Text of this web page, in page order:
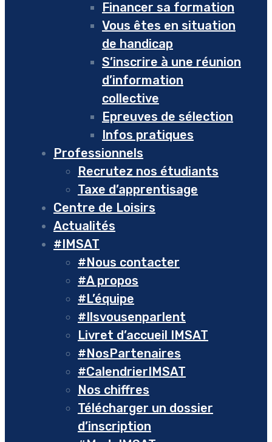
Financer sa formation
Vous êtes en situation
de handicap
S’inscrire à une réunion
d’information
collective
Epreuves de sélection
Infos pratiques
Professionnels
Recrutez nos étudiants
Taxe d’apprentisage
Centre de Loisirs
Actualités
#IMSAT
#Nous contacter
#A propos
#L’équipe
#Ilsvousenparlent
Livret d’accueil IMSAT
#NosPartenaires
#CalendrierIMSAT
Nos chiffres
Télécharger un dossier
d’inscription